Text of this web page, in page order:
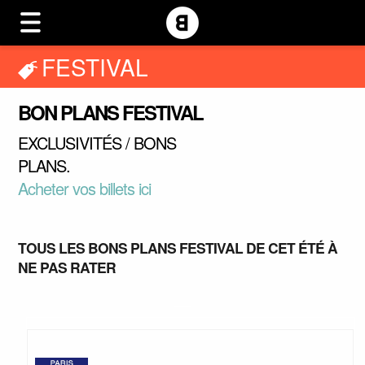
FESTIVAL
BON PLANS FESTIVAL
EXCLUSIVITÉS / BONS
PLANS.
Acheter vos billets ici
TOUS LES BONS PLANS FESTIVAL DE CET ÉTÉ À
NE PAS RATER